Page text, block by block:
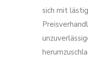
sich mit